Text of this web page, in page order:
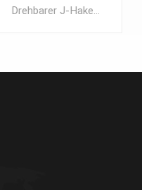
mehreren Größen für